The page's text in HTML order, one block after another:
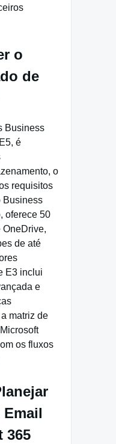
o
de
Business
é
o
requisitos
Business
oferece 50
OneDrive,
de até
E3 inclui
e
matriz de
os fluxos
Email
365